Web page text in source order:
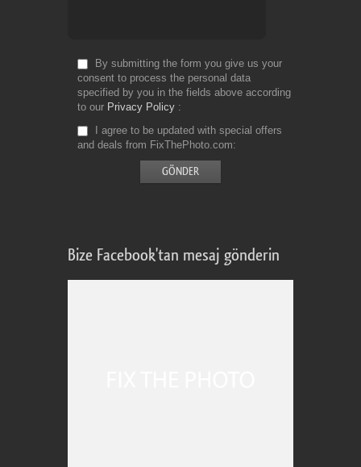
By submitting the form you give us your
consent to process the personal data
specified by you in the fields above according
to our Privacy Policy
I agree to be updated with special offers
and deals from FixThePhoto.com
Bize Facebook'tan mesaj gönderin